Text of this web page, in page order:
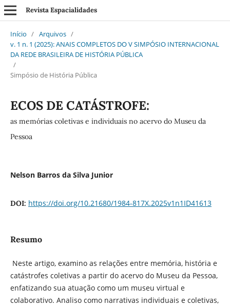
Revista Espacialidades
Início / Arquivos /
v. 1 n. 1 (2025): ANAIS COMPLETOS DO V SIMPÓSIO INTERNACIONAL
DA REDE BRASILEIRA DE HISTÓRIA PÚBLICA
/
Simpósio de História Pública
ECOS DE CATÁSTROFE:
as memórias coletivas e individuais no acervo do Museu da
Pessoa
Nelson Barros da Silva Junior
DOI: https://doi.org/10.21680/1984-817X.2025v1n1ID41613
Resumo
Neste artigo, examino as relações entre memória, história e
catástrofes coletivas a partir do acervo do Museu da Pessoa,
enfatizando sua atuação como um museu virtual e
colaborativo. Analiso como narrativas individuais e coletivas,